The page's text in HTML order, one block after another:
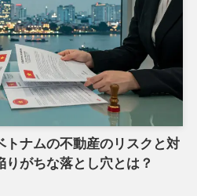
トナムの不動産のリスクと対
がちな落とし穴とは？